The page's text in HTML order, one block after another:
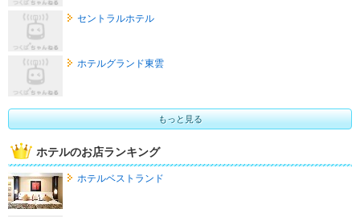
セントラルホテル
ホテルグランド東雲
もっと見る
ホテルのお店ランキング
ホテルベストランド